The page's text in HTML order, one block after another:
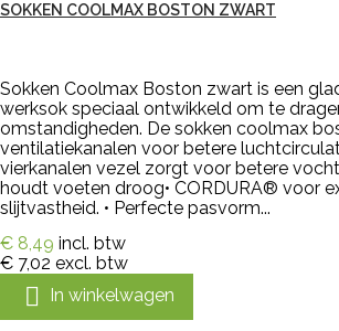
SOKKEN COOLMAX BOSTON ZWART
Sokken Coolmax Boston zwart is een
werksok speciaal ontwikkeld om te
omstandigheden. De sokken coolmax
ventilatiekanalen voor betere
vierkanalen vezel zorgt voor betere
houdt voeten droog• CORDURA® voor
slijtvastheid. • Perfecte pasvorm...
€ 8,49 incl. btw
€ 7,02 excl. btw
 In winkelwagen